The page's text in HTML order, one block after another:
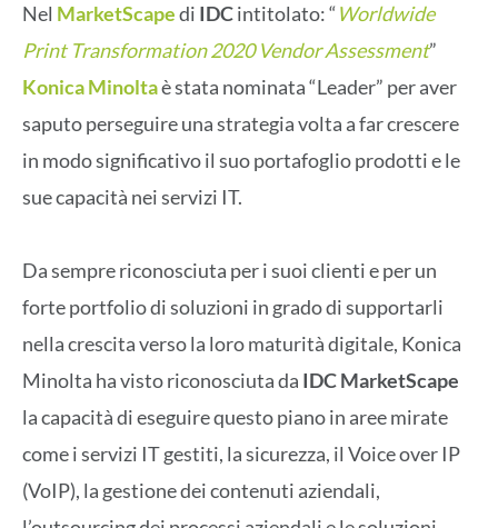
Nel MarketScapedi IDCintitolato: “Worldwide
Print Transformation 2020 Vendor Assessment”
Konica Minoltaè stata nominata “Leader” per aver
saputo perseguire una strategia volta a far crescere
in modo significativo il suo portafoglio prodotti e le
sue capacità nei servizi IT.
Da sempre riconosciuta per i suoi clienti e per un
forte portfolio di soluzioni in grado di supportarli
nella crescita verso la loro maturità digitale, Konica
Minolta ha visto riconosciuta da IDC MarketScape
la capacità di eseguire questo piano in aree mirate
come i servizi IT gestiti, la sicurezza, il Voice over IP
(VoIP), la gestione dei contenuti aziendali,